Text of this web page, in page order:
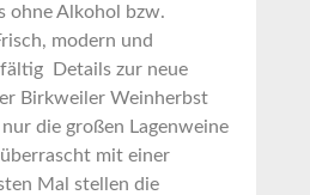
ohne Alkohol bzw.
modern und
Details zur neue
Birkweiler Weinherbst
die großen Lagenweine
mit einer
Mal stellen die